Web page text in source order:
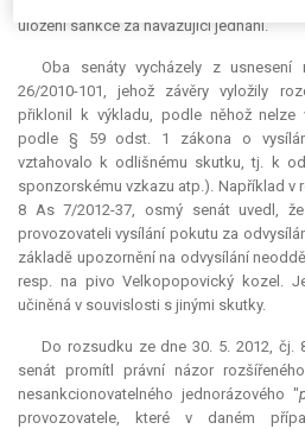
uložení sankce za navazující jednání.
Oba senáty vycházely z
26/2010-101, jehož závěry vyložily
přiklonil k výkladu, podle něhož nelze
podle § 59 odst. 1 zákona o
vztahovalo k odlišnému skutku, tj. k
sponzorskému vzkazu atp.). Například v
8 As 7/2012-37, osmý senát uvedl,
provozovateli vysílání pokutu za
základě upozornění na odvysílání
resp. na pivo Velkopopovický kozel.
učiněná v souvislosti s jinými skutky.
Do rozsudku ze dne 30. 5. 2012, čj.
senát promítl právní názor
nesankcionovatelného jednorázového "
provozovatele, které v daném